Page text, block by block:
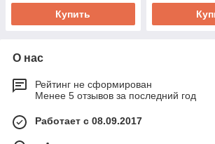
Купить
О нас
Рейтинг не сформирован
Менее 5 отзывов за последний год
Работает с 08.09.2017